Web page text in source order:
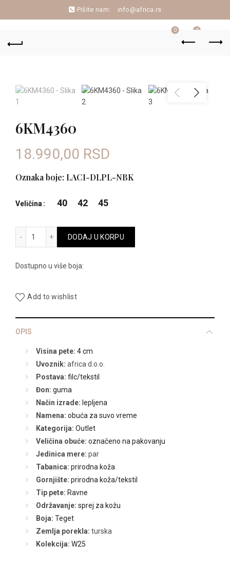
Pišite nam: info@africa.rs
0 0
6KM4360
18.990,00 RSD
Oznaka boje: LACI-DLPL-NBK
Veličina 40 42 45
6KM4360 količina
DODAJ U KORPU
Dostupno u više boja:
Add to wishlist
OPIS
Visina pete: 4 cm
Uvoznik: africa d.o.o.
Postava: filc/tekstil
Đon: guma
Način izrade: lepljena
Namena: obuća za suvo vreme
Kategorija: Outlet
Veličina obuće: označeno na pakovanju
Jedinica mere: par
Tabanica: prirodna koža
Gornjište: prirodna koža/tekstil
Tip pete: Ravne
Održavanje: sprej za kožu
Boja: Teget
Zemlja porekla: turska
Kolekcija: W25